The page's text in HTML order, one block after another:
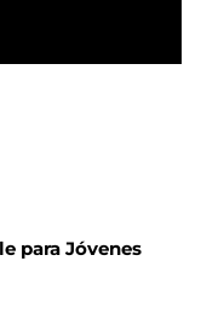
para Jóvenes